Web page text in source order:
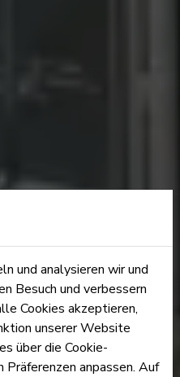
und analysieren wir und
Besuch und verbessern
Cookies akzeptieren,
unserer Website
über die Cookie-
Präferenzen anpassen. Auf